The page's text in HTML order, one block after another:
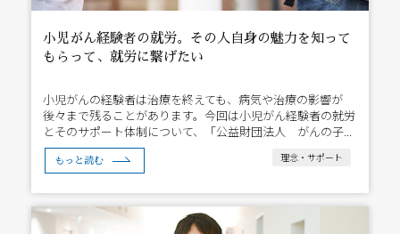
小児がん経験者の就労。その人自身の魅力を知って
もらって、就労に繋げたい
小児がんの経験者は治療を終えても、病気や治療の影響が
後々まで残ることがあります。今回は小児がん経験者の就労
とそのサポート体制について、「公益財団法人 がんの子...
もっと読む 理念・サポート